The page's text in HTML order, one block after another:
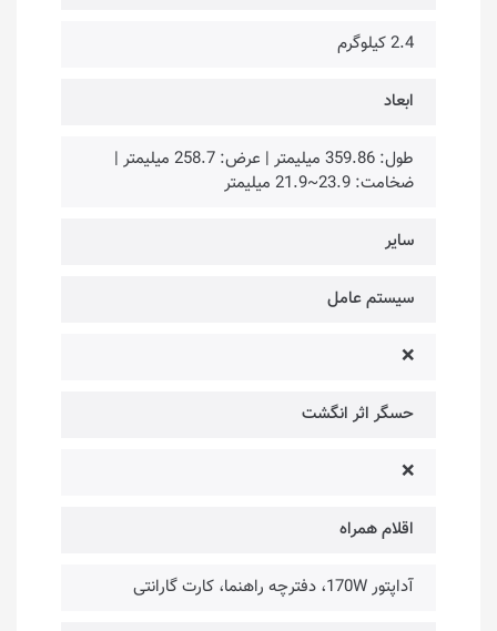
2.4 کیلوگرم
ابعاد
طول: 359.86 میلیمتر | عرض: 258.7 میلیمتر |
ضخامت: 23.9~21.9 میلیمتر
سایر
سیستم عامل
❌
حسگر اثر انگشت
❌
اقلام همراه
آداپتور 170W، دفترچه راهنما، کارت گارانتی